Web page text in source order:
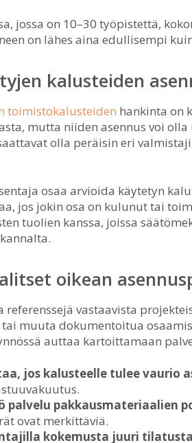
jossa on 10–30 työpistettä,
on lähes aina edullisempi
kalusteiden
toimistokalusteiden hankinta on
mutta niiden asennus voi
olla peräisin eri
osaa arvioida käytetyn
jos jokin osa on kulunut tai
tuolien kanssa, joissa
oikean
referenssejä vastaavista
muuta dokumentoitua
auttaa kartoittamaan
jos kalusteelle tulee vaurio
palvelu pakkausmateriaalien
ovat merkittäviä.
kokemusta juuri